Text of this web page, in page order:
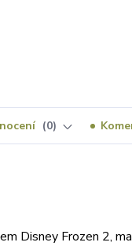
0
Disney Frozen 2,